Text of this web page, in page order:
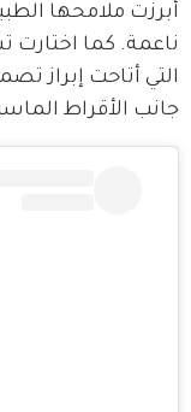
أبرزت ملامحها
ناعمة. كما اختارت
التي أتاحت إبراز
جانب الأقراط